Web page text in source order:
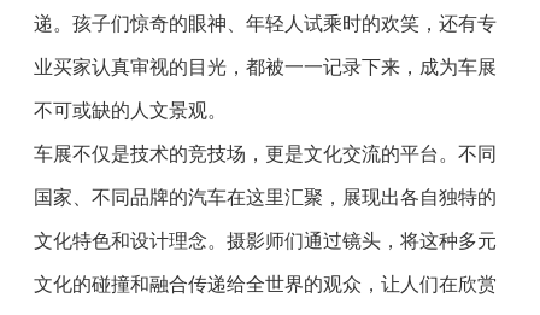
递。孩子们惊奇的眼神、年轻人试乘时的欢笑，还有专
业买家认真审视的目光，都被一一记录下来，成为车展
不可或缺的人文景观。
车展不仅是技术的竞技场，更是文化交流的平台。不同
国家、不同品牌的汽车在这里汇聚，展现出各自独特的
文化特色和设计理念。摄影师们通过镜头，将这种多元
文化的碰撞和融合传递给全世界的观众，让人们在欣赏